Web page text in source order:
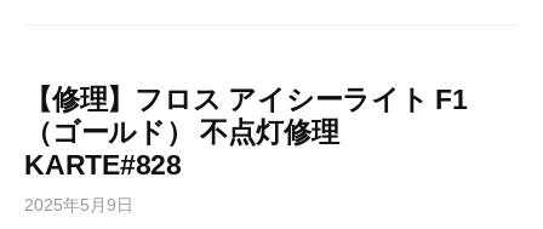
【修理】フロス アイシーライト F1
（ゴールド） 不点灯修理
KARTE#828
2025年5月9日